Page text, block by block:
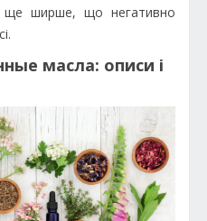
ще ширше, що негативно
масла: описи і